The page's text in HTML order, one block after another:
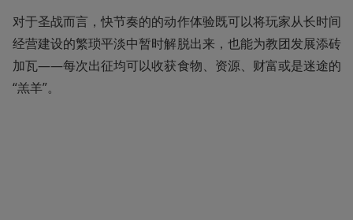
对于圣战而言，快节奏的的动作体验既可以将玩家从长时间
经营建设的繁琐平淡中暂时解脱出来，也能为教团发展添砖
加瓦——每次出征均可以收获食物、资源、财富或是迷途的
“羔羊”。